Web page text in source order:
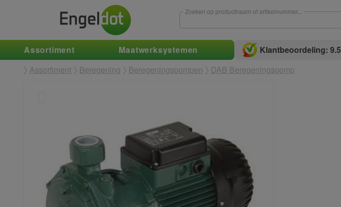
Zoeken op productnaam of artikelnummer...
Assortiment Maatwerksystemen Klantbeoordeling: 9.5
Assortiment
Beregening Beregeningspompen DAB Beregeningspomp